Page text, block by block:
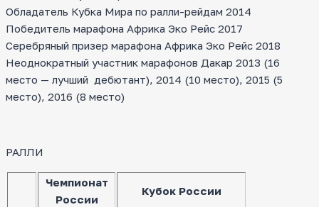
Обладатель Кубка Мира по ралли-рейдам 2014
Победитель марафона Африка Эко Рейс 2017
Серебряный призер марафона Африка Эко Рейс 2018
Неоднократный участник марафонов Дакар 2013 (16
место — лучший дебютант), 2014 (10 место), 2015 (5
место), 2016 (8 место)
РАЛЛИ
Чемпионат
России
Кубок России